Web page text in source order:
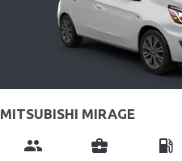
MITSUBISHI MIRAGE
group business_center local_gas_station